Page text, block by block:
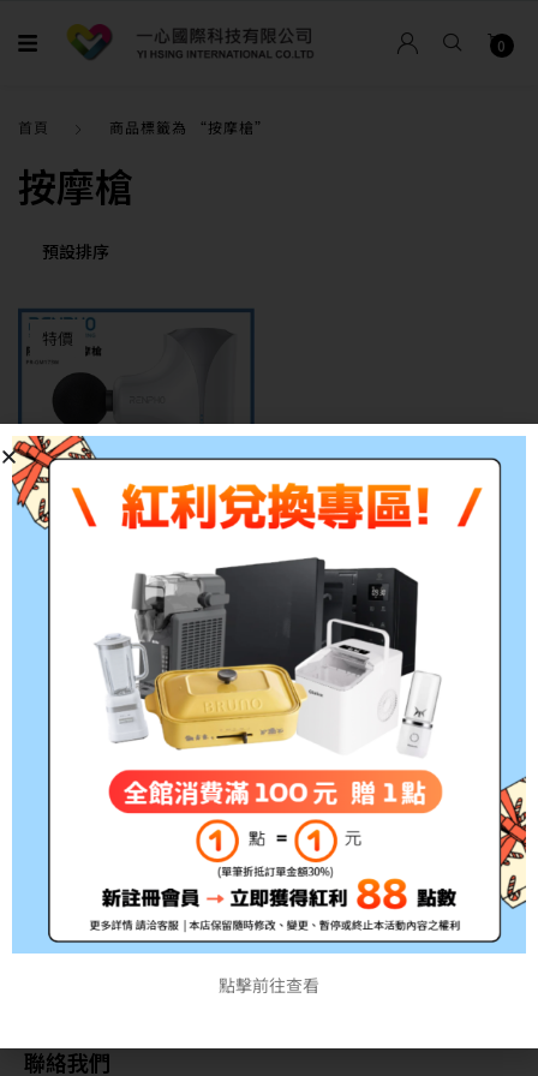
0
首頁 商品標籤為 “按摩槍”
按摩槍
特價
RENPHO 隨身迷你按摩槍-
白/黑 RP-GM173W / RP-
GM173B 附4個按摩頭
3,590NT$ 2,980
關於我們
付款方式說明
商品
訂單查詢
訂單相關說明
聯絡我們
點擊前往查看